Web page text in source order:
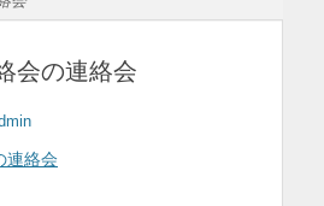
ド
会の連絡会
連絡会